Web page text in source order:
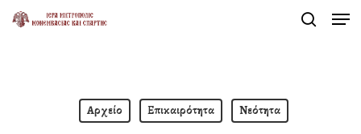
Skip
Αρχείο Επικαιρότητα Νεότητα